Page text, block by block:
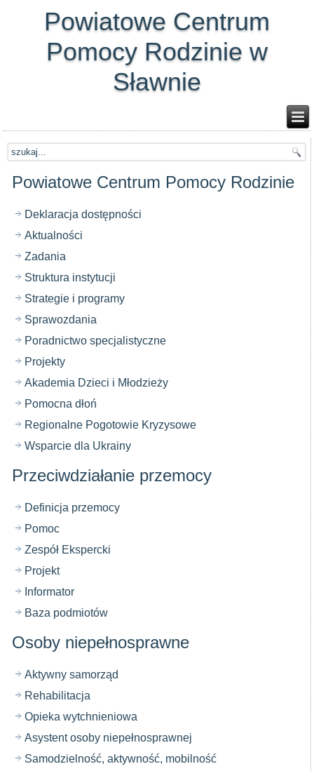
Powiatowe Centrum
Pomocy Rodzinie w
Sławnie
Powiatowe Centrum Pomocy Rodzinie
Deklaracja dostępności
Aktualności
Zadania
Struktura instytucji
Strategie i programy
Sprawozdania
Poradnictwo specjalistyczne
Projekty
Akademia Dzieci i Młodzieży
Pomocna dłoń
Regionalne Pogotowie Kryzysowe
Wsparcie dla Ukrainy
Przeciwdziałanie przemocy
Definicja przemocy
Pomoc
Zespół Ekspercki
Projekt
Informator
Baza podmiotów
Osoby niepełnosprawne
Aktywny samorząd
Rehabilitacja
Opieka wytchnieniowa
Asystent osoby niepełnosprawnej
Samodzielność, aktywność, mobilność